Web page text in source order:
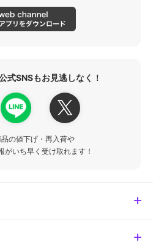
式SNSもお見逃しなく！
の値下げ・再入荷や
がいち早く受け取れます！